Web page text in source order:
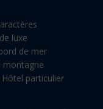
luxe
de mer
montagne
particulier